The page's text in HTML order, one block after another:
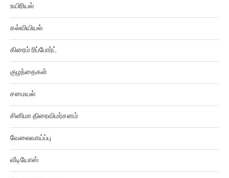
கல்வியியல்
கிரைம் ரிப்போர்ட்
குழந்தைகள்
சமையல்
சினிமா திரைவிமர்சனம்
வேலைவாய்ப்பு
வீடியோஸ்
ட்ரெண்ட் மியூசிக்